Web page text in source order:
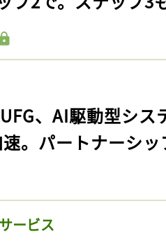
、AI駆動型シ
速。パートナーシ
ービス